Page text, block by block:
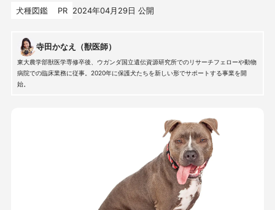
犬種図鑑 PR 2024年04月29日 公開
寺田かなえ（獣医師）
東大農学部獣医学専修卒後、ウガンダ国立遺伝資源研究所でのリサーチフェローや動物
病院での臨床業務に従事。2020年に保護犬たちを新しい形でサポートする事業を開
始。